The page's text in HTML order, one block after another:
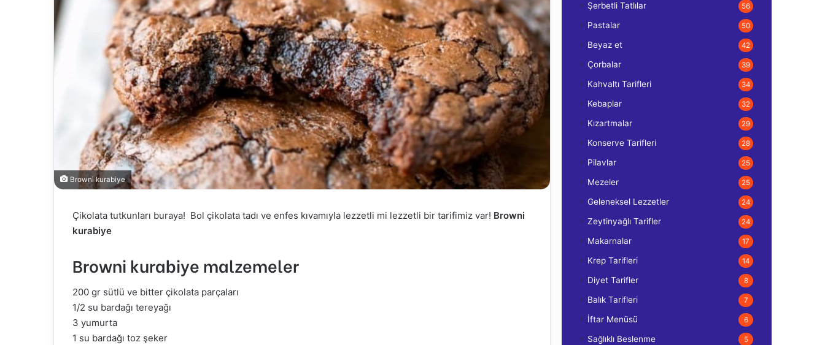
Browni kurabiye
Çikolata tutkunları buraya! Bol çikolata tadı ve enfes kıvamıyla lezzetli mi lezzetli bir tarifimiz var! Browni
kurabiye
Browni kurabiye malzemeler
200 gr sütlü ve bitter çikolata parçaları
1/2 su bardağı tereyağı
3 yumurta
1 su bardağı toz şeker
Şerbetli Tatlılar 56
Pastalar 50
Beyaz et 42
Çorbalar 39
Kahvaltı Tarifleri 34
Kebaplar 32
Kızartmalar 29
Konserve Tarifleri 28
Pilavlar 25
Mezeler 25
Geleneksel Lezzetler 24
Zeytinyağlı Tarifler 24
Makarnalar 17
Krep Tarifleri 14
Diyet Tarifler 8
Balık Tarifleri 7
İftar Menüsü 6
Sağlıklı Beslenme 5